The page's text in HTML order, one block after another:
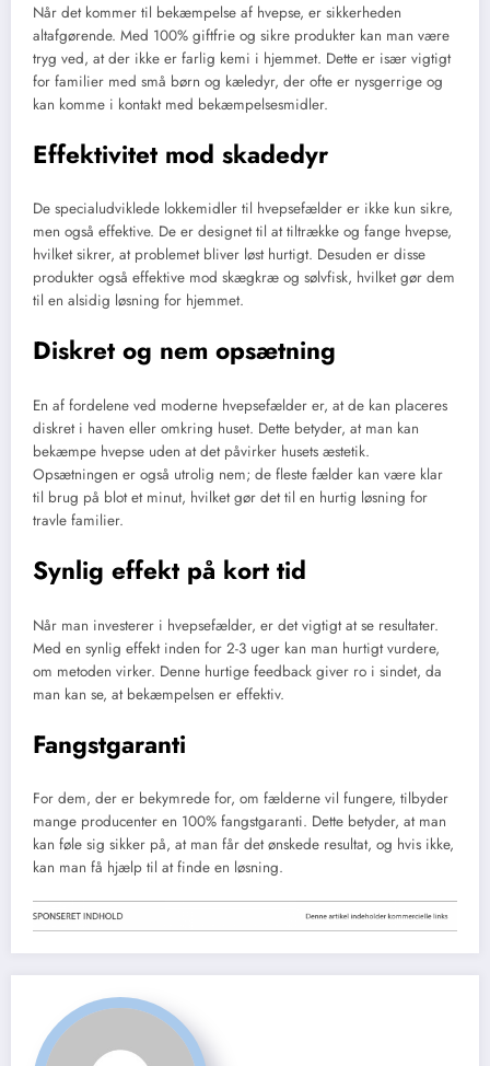
Når det kommer til bekæmpelse af hvepse, er sikkerheden
altafgørende. Med 100% giftfrie og sikre produkter kan man være
tryg ved, at der ikke er farlig kemi i hjemmet. Dette er især vigtigt
for familier med små børn og kæledyr, der ofte er nysgerrige og
kan komme i kontakt med bekæmpelsesmidler.
Effektivitet mod skadedyr
De specialudviklede lokkemidler til hvepsefælder er ikke kun sikre,
men også effektive. De er designet til at tiltrække og fange hvepse,
hvilket sikrer, at problemet bliver løst hurtigt. Desuden er disse
produkter også effektive mod skægkræ og sølvfisk, hvilket gør dem
til en alsidig løsning for hjemmet.
Diskret og nem opsætning
En af fordelene ved moderne hvepsefælder er, at de kan placeres
diskret i haven eller omkring huset. Dette betyder, at man kan
bekæmpe hvepse uden at det påvirker husets æstetik.
Opsætningen er også utrolig nem; de fleste fælder kan være klar
til brug på blot et minut, hvilket gør det til en hurtig løsning for
travle familier.
Synlig effekt på kort tid
Når man investerer i hvepsefælder, er det vigtigt at se resultater.
Med en synlig effekt inden for 2-3 uger kan man hurtigt vurdere,
om metoden virker. Denne hurtige feedback giver ro i sindet, da
man kan se, at bekæmpelsen er effektiv.
Fangstgaranti
For dem, der er bekymrede for, om fælderne vil fungere, tilbyder
mange producenter en 100% fangstgaranti. Dette betyder, at man
kan føle sig sikker på, at man får det ønskede resultat, og hvis ikke,
kan man få hjælp til at finde en løsning.